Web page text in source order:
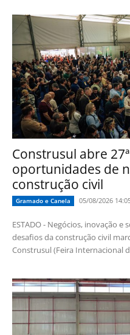
Construsul abre
oportunidades de
construção civil
Gramado e Canela 05/08/2026
ESTADO - Negócios, inovação
desafios da construção civil
Construsul (Feira Internacional